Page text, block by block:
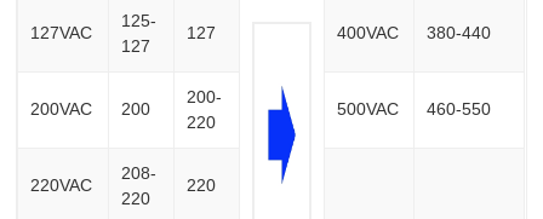
127VAC
125-
127
127 400VAC 380-440
200VAC 200
200-
220
500VAC 460-550
220VAC
208-
220
220